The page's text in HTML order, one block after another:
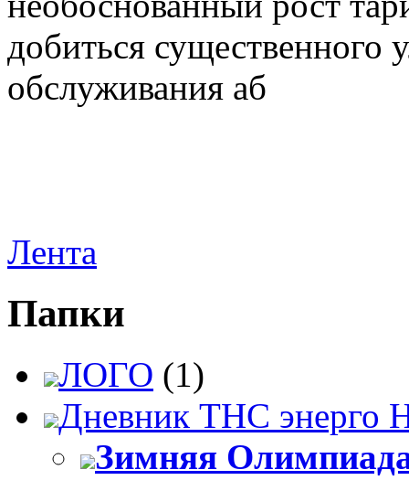
добиться существенного
обслуживания аб
Лента
Папки
ЛОГО (1)
Дневник ТНС энерго
Зимняя